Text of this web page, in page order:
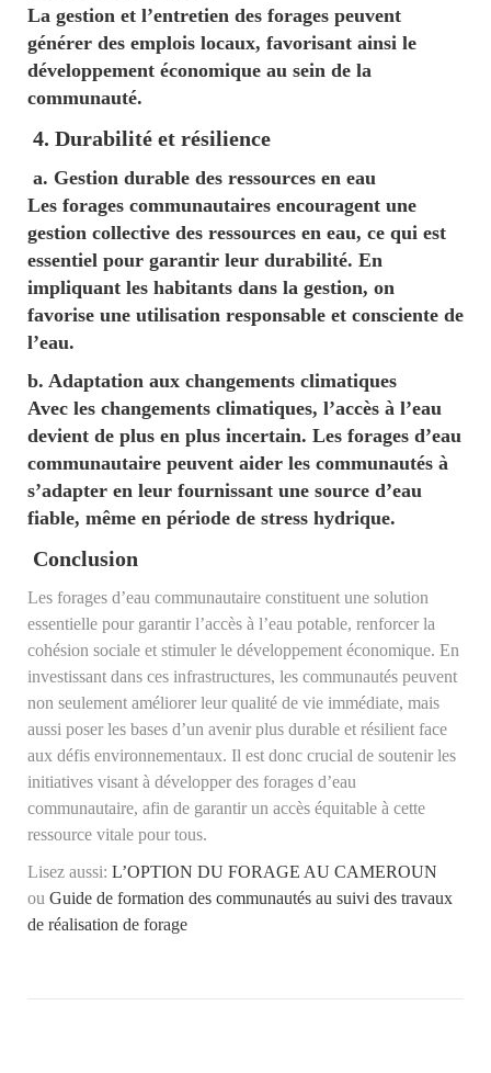
La gestion et l’entretien des forages peuvent
générer des emplois locaux, favorisant ainsi le
développement économique au sein de la
communauté.
4. Durabilité et résilience
a. Gestion durable des ressources en eau
Les forages communautaires encouragent une
gestion collective des ressources en eau, ce qui est
essentiel pour garantir leur durabilité. En
impliquant les habitants dans la gestion, on
favorise une utilisation responsable et consciente de
l’eau.
b. Adaptation aux changements climatiques
Avec les changements climatiques, l’accès à l’eau
devient de plus en plus incertain. Les forages d’eau
communautaire peuvent aider les communautés à
s’adapter en leur fournissant une source d’eau
fiable, même en période de stress hydrique.
Conclusion
Les forages d’eau communautaire constituent une solution
essentielle pour garantir l’accès à l’eau potable, renforcer la
cohésion sociale et stimuler le développement économique. En
investissant dans ces infrastructures, les communautés peuvent
non seulement améliorer leur qualité de vie immédiate, mais
aussi poser les bases d’un avenir plus durable et résilient face
aux défis environnementaux. Il est donc crucial de soutenir les
initiatives visant à développer des forages d’eau
communautaire, afin de garantir un accès équitable à cette
ressource vitale pour tous.
Lisez aussi: L’OPTION DU FORAGE AU CAMEROUN
ou Guide de formation des communautés au suivi des travaux
de réalisation de forage